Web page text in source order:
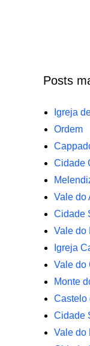
Posts
Igreja
Ordem
Cidade
Vale do
Cidade
Vale do
Igreja
Vale do
Monte
Castelo
Cidade
Vale do